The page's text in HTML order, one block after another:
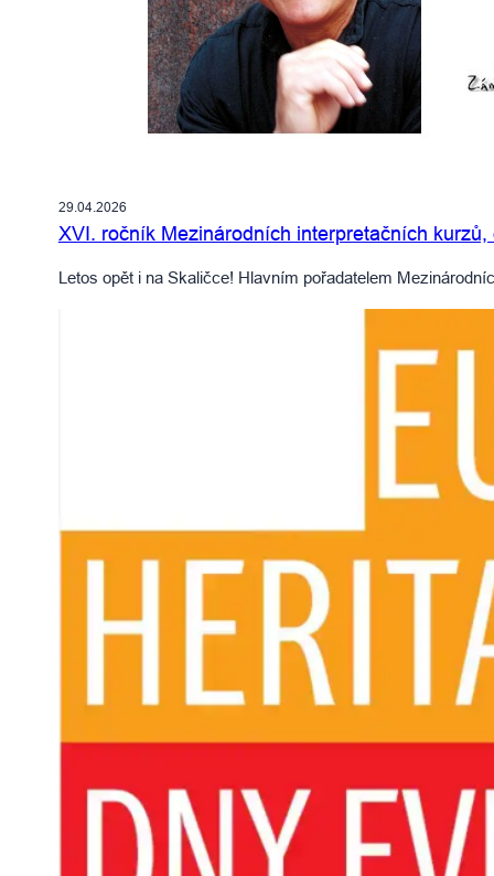
29.04.2026
XVI. ročník Mezinárodních interpretačních
Letos opět i na Skaličce! Hlavním pořadatelem